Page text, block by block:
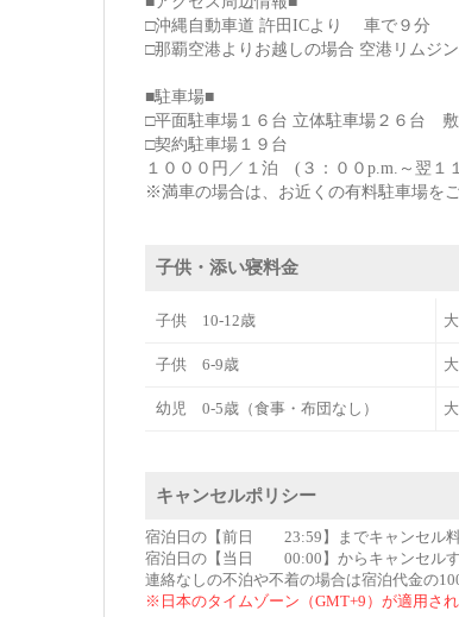
□沖縄自動車道 許田ICより 車で９分
□那覇空港よりお越しの場合 空港リムジ
■駐車場■
□平面駐車場１６台 立体駐車場２６台
□契約駐車場１９台
１０００円／１泊 (３：００p.m.～翌１
※満車の場合は、お近くの有料駐車場を
子供・添い寝料金
子供 10-12歳
子供 6-9歳
幼児 0-5歳（食事・布団なし）
キャンセルポリシー
宿泊日の【前日 23:59】までキャンセル料
宿泊日の【当日 00:00】からキャンセルす
連絡なしの不泊や不着の場合は宿泊代金の
※日本のタイムゾーン（GMT+9）が適用さ